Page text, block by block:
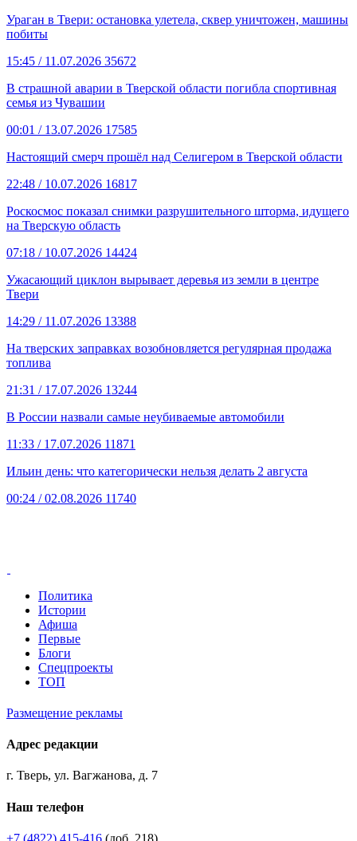
Ураган в Твери: остановка улетела, сквер уничтожен, машины
побиты
15:45 / 11.07.2026 35672
В страшной аварии в Тверской области погибла спортивная
семья из Чувашии
00:01 / 13.07.2026 17585
Настоящий смерч прошёл над Селигером в Тверской области
22:48 / 10.07.2026 16817
Роскосмос показал снимки разрушительного шторма, идущего
на Тверскую область
07:18 / 10.07.2026 14424
Ужасающий циклон вырывает деревья из земли в центре
Твери
14:29 / 11.07.2026 13388
На тверских заправках возобновляется регулярная продажа
топлива
21:31 / 17.07.2026 13244
В России назвали самые неубиваемые автомобили
11:33 / 17.07.2026 11871
Ильин день: что категорически нельзя делать 2 августа
00:24 / 02.08.2026 11740
Политика
Истории
Афиша
Первые
Блоги
Спецпроекты
ТОП
Размещение рекламы
Адрес редакции
г. Тверь, ул. Вагжанова, д. 7
Наш телефон
+7 (4822) 415-416 (доб. 218)